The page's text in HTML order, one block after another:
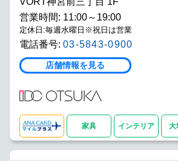
営業時間: 11:00～19:00
定休日:毎週水曜日※祝日は営業
電話番号: 03-5843-0900
店舗情報を見る
家具 インテリア 大